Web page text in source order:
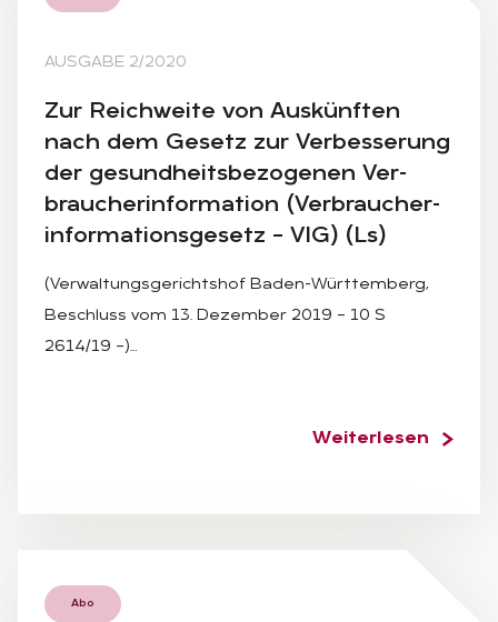
AUSGABE 2/2020
Zur Reich­wei­te von Aus­künf­ten
nach dem Ge­setz zur Ver­bes­se­rung
der ge­sund­heits­be­zo­ge­nen Ver­
brau­cher­infor­ma­ti­on (Ver­brau­cher­
infor­ma­ti­ons­ge­setz – VIG) (Ls)
(Verwaltungsgerichtshof Baden-Württemberg,
Beschluss vom 13. Dezember 2019 – 10 S
2614/19 –)…
Weiterlesen
Abo